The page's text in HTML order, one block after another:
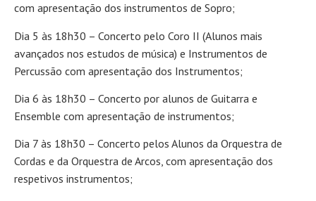
com apresentação dos instrumentos de Sopro;
Dia 5 às 18h30 – Concerto pelo Coro II (Alunos mais
avançados nos estudos de música) e Instrumentos de
Percussão com apresentação dos Instrumentos;
Dia 6 às 18h30 – Concerto por alunos de Guitarra e
Ensemble com apresentação de instrumentos;
Dia 7 às 18h30 – Concerto pelos Alunos da Orquestra de
Cordas e da Orquestra de Arcos, com apresentação dos
respetivos instrumentos;